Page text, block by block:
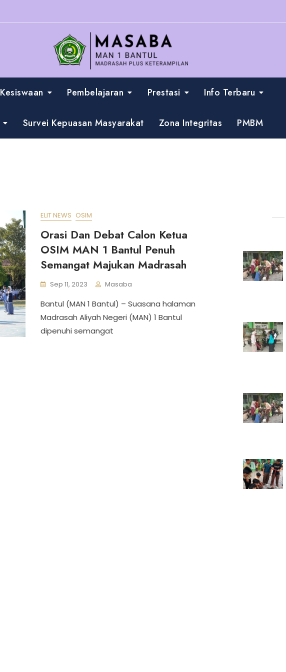
Kesiswaan Pembelajaran Prestasi Info Terbaru
Survei Kepuasan Masyarakat Zona Integritas PMBM
ELIT NEWS OSIM
Orasi Dan Debat Calon Ketua
OSIM MAN 1 Bantul Penuh
Semangat Majukan Madrasah
Sep 11, 2023 Masaba
Bantul (MAN 1 Bantul) – Suasana halaman
Madrasah Aliyah Negeri (MAN) 1 Bantul
dipenuhi semangat